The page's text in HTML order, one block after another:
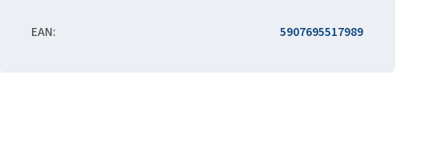
EAN: 5907695517989